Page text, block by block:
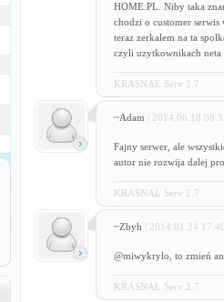
HOME.PL. Niby taka
chodzi o customer serwis
teraz zerkalem na ta
czyli uzytkownikach neta
KRASNAL Serv 2.7
~Adam | 2014.06.18
Fajny serwer, ale
autor nie rozwija dalej
KRASNAL Serv 2.7
~Zbyh | 2014.01.24 17:40
@miwykrylo, to zmień
KRASNAL Serv 2.7